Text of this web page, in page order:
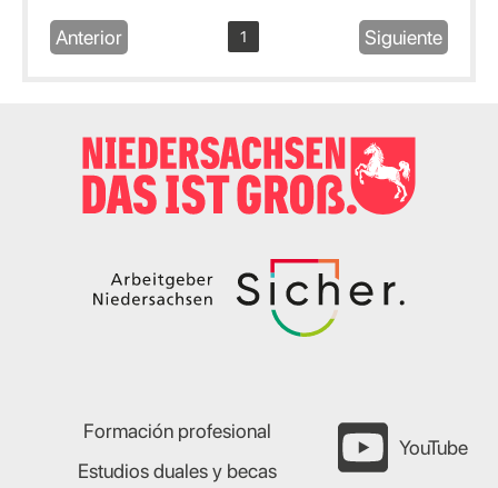
Anterior 1 Siguiente
Formación profesional
Estudios duales y becas
YouTube